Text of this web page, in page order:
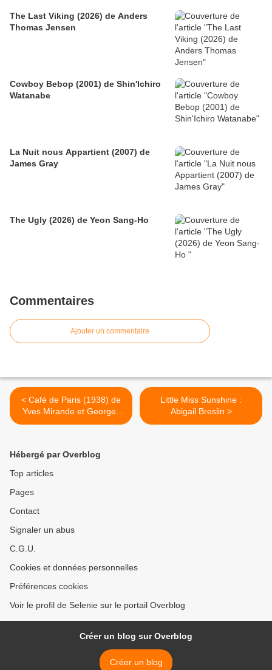
The Last Viking (2026) de Anders
Thomas Jensen
Cowboy Bebop (2001) de Shin'Ichiro
Watanabe
La Nuit nous Appartient (2007) de
James Gray
The Ugly (2026) de Yeon Sang-Ho
Commentaires
Ajouter un commentaire
< Café de Paris (1938) de
Yves Mirande et Georges
Lacombe
Little Miss Sunshine :
Abigail Breslin >
Hébergé par Overblog
Top articles
Pages
Contact
Signaler un abus
C.G.U.
Cookies et données personnelles
Préférences cookies
Voir le profil de Selenie sur le portail Overblog
Créer un blog sur Overblog
Créer un blog